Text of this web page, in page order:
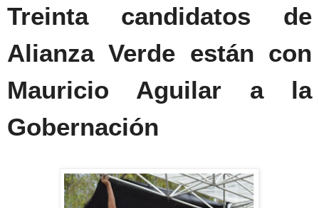
Treinta candidatos de
Alianza Verde están con
Mauricio Aguilar a la
Gobernación